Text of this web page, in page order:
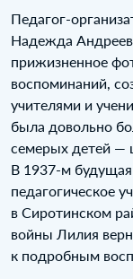
Педагог-
Надежда
прижизненное
воспоминаний,
учителями и
была довольно
семерых детей —
В 1937‑м
педагогическое
в Сиротинском
войны Лилия
к подробным